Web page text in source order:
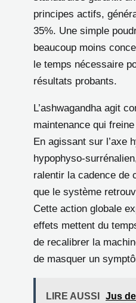
principes actifs,
35%. Une simple
beaucoup moins
le temps nécessaire
résultats probants.
L’ashwagandha agit
maintenance qui
En agissant sur l’axe
hypophyso-
ralentir la cadence de
que le système
Cette action globale
effets mettent du
de recalibrer la
de masquer un
LIRE AUSSI
Jus